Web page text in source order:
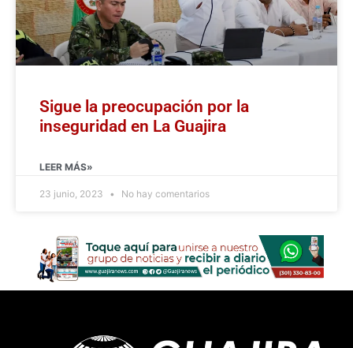
Sigue la preocupación por la
inseguridad en La Guajira
LEER MÁS»
23 junio, 2023 No hay comentarios